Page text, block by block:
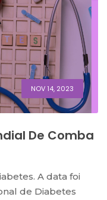
NOV 14, 2023
De Comba
A data foi
de Diabetes